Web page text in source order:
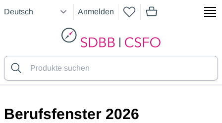
Anmelden
Artikel im
SDBB
Berufsfenster 2026